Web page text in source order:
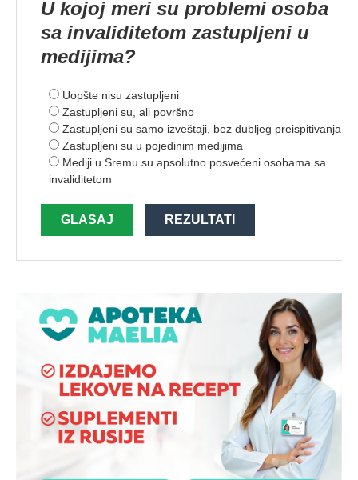
U kojoj meri su problemi osoba
sa invaliditetom zastupljeni u
medijima?
Uopšte nisu zastupljeni
Zastupljeni su, ali površno
Zastupljeni su samo izveštaji, bez dubljeg preispitivanja
Zastupljeni su u pojedinim medijima
Mediji u Sremu su apsolutno posvećeni osobama sa
invaliditetom
GLASAJ REZULTATI